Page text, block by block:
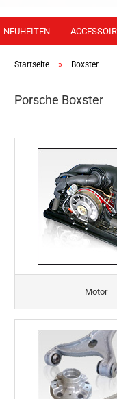
NEUHEITEN
Startseite » Boxster
Porsche Boxster
Motor